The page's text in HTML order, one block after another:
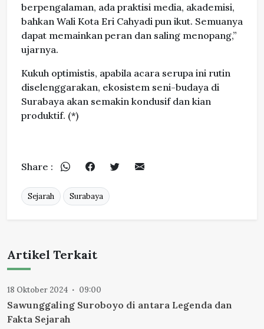
berpengalaman, ada praktisi media, akademisi,
bahkan Wali Kota Eri Cahyadi pun ikut. Semuanya
dapat memainkan peran dan saling menopang,”
ujarnya.
Kukuh optimistis, apabila acara serupa ini rutin
diselenggarakan, ekosistem seni-budaya di
Surabaya akan semakin kondusif dan kian
produktif. (*)
Share :
Sejarah Surabaya
Artikel Terkait
18 Oktober 2024 09:00
Sawunggaling Suroboyo di antara Legenda dan
Fakta Sejarah